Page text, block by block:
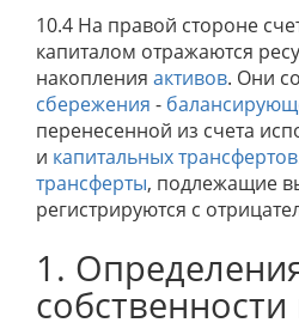
10.4 На правой стороне
капиталом отражаются
накопления активов. Они
сбережения -
перенесенной из счета
и капитальных трансфертов
трансферты, подлежащие
регистрируются с
1.